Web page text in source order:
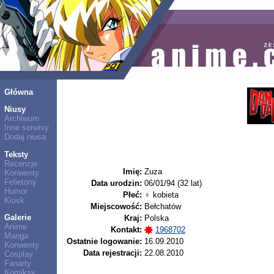
Główna
Niusy
Archiwum
Inne serwisy
Dodaj niusa
Teksty
Recenzje
Konwenty
Felietony
Humor
Kiosk
Galerie
Anime
Manga
Konwenty
Cosplay
Fanarty
Imię: Zuza
Data urodzin: 06/01/94 (32 lat)
Płeć: ♀ kobieta
Miejscowość: Bełchatów
Kraj: Polska
Kontakt:
1968702
Ostatnie logowanie: 16.09.2010
Data rejestracji: 22.08.2010